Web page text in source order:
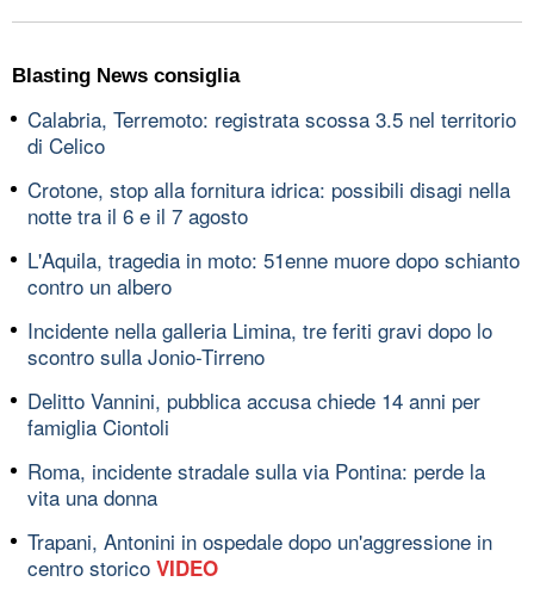
Blasting News consiglia
Calabria, Terremoto: registrata scossa 3.5 nel territorio
di Celico
Crotone, stop alla fornitura idrica: possibili disagi nella
notte tra il 6 e il 7 agosto
L'Aquila, tragedia in moto: 51enne muore dopo schianto
contro un albero
Incidente nella galleria Limina, tre feriti gravi dopo lo
scontro sulla Jonio-Tirreno
Delitto Vannini, pubblica accusa chiede 14 anni per
famiglia Ciontoli
Roma, incidente stradale sulla via Pontina: perde la
vita una donna
Trapani, Antonini in ospedale dopo un'aggressione in
centro storico VIDEO